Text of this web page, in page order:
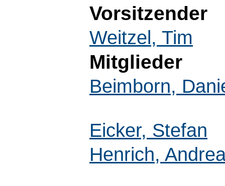
Vorsitzender
Weitzel, Tim
Mitglieder
Beimborn,
Eicker, Stefan
Henrich,